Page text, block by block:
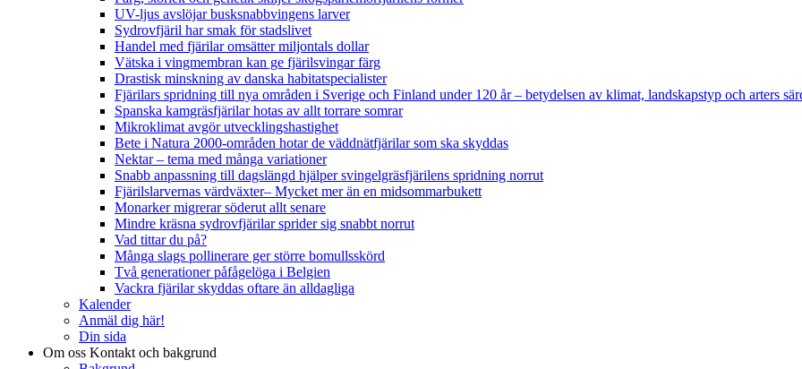
UV-ljus avslöjar busksnabbvingens larver
Sydrovfjäril har smak för stadslivet
Handel med fjärilar omsätter miljontals dollar
Vätska i vingmembran kan ge fjärilsvingar färg
Drastisk minskning av danska habitatspecialister
Fjärilars spridning till nya områden i Sverige och Finland under 120 år– betydelsen av klimat, landskapstyp och arters
Spanska kamgräsfjärilar hotas av allt torrare somrar
Mikroklimat avgör utvecklingshastighet
Bete i Natura 2000-områden hotar de väddnätfjärilar som ska skyddas
Nektar – tema med många variationer
Snabb anpassning till dagslängd hjälper svingelgräsfjärilens spridning norrut
Fjärilslarvernas värdväxter– Mycket mer än en midsommarbukett
Monarker migrerar söderut allt senare
Mindre kräsna sydrovfjärilar sprider sig snabbt norrut
Vad tittar du på?
Många slags pollinerare ger större bomullsskörd
Två generationer påfågelöga i Belgien
Vackra fjärilar skyddas oftare än alldagliga
Kalender
Anmäl dig här!
Din sida
Om oss Kontakt och bakgrund